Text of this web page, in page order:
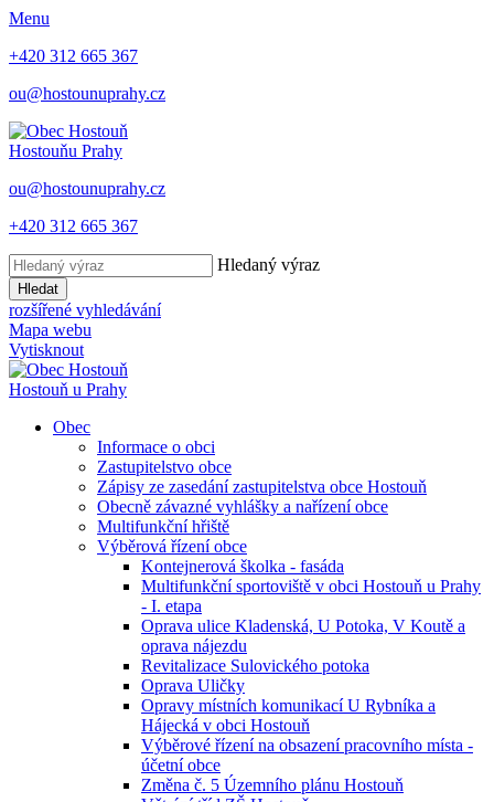
Menu
+420 312 665 367
ou@hostounuprahy.cz
Hostouňu Prahy
ou@hostounuprahy.cz
+420 312 665 367
Hledaný výraz
Hledat
rozšířené vyhledávání
Mapa webu
Vytisknout
Hostouň u Prahy
Obec
Informace o obci
Zastupitelstvo obce
Zápisy ze zasedání zastupitelstva obce Hostouň
Obecně závazné vyhlášky a nařízení obce
Multifunkční hřiště
Výběrová řízení obce
Kontejnerová školka - fasáda
Multifunkční sportoviště v obci Hostouň u Prahy
- I. etapa
Oprava ulice Kladenská, U Potoka, V Koutě a
oprava nájezdu
Revitalizace Sulovického potoka
Oprava Uličky
Opravy místních komunikací U Rybníka a
Hájecká v obci Hostouň
Výběrové řízení na obsazení pracovního místa -
účetní obce
Změna č. 5 Územního plánu Hostouň